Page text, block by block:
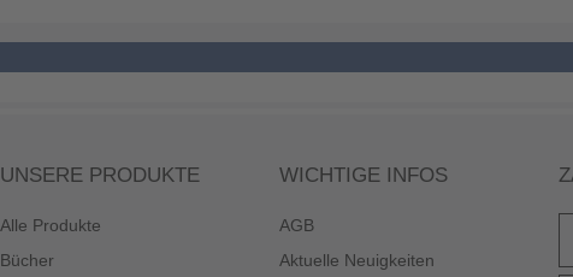
UNSERE PRODUKTE
Alle Produkte
Bücher
WICHTIGE INFOS
AGB
Aktuelle Neuigkeiten